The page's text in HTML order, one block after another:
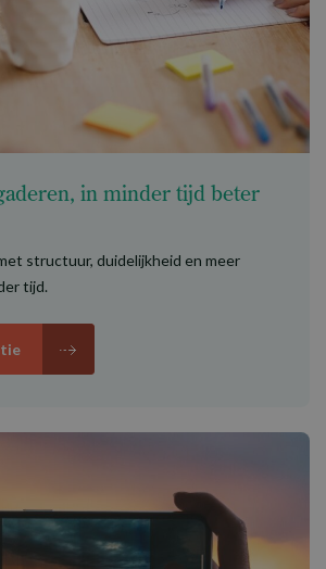
in minder tijd beter
structuur, duidelijkheid en meer
tijd.